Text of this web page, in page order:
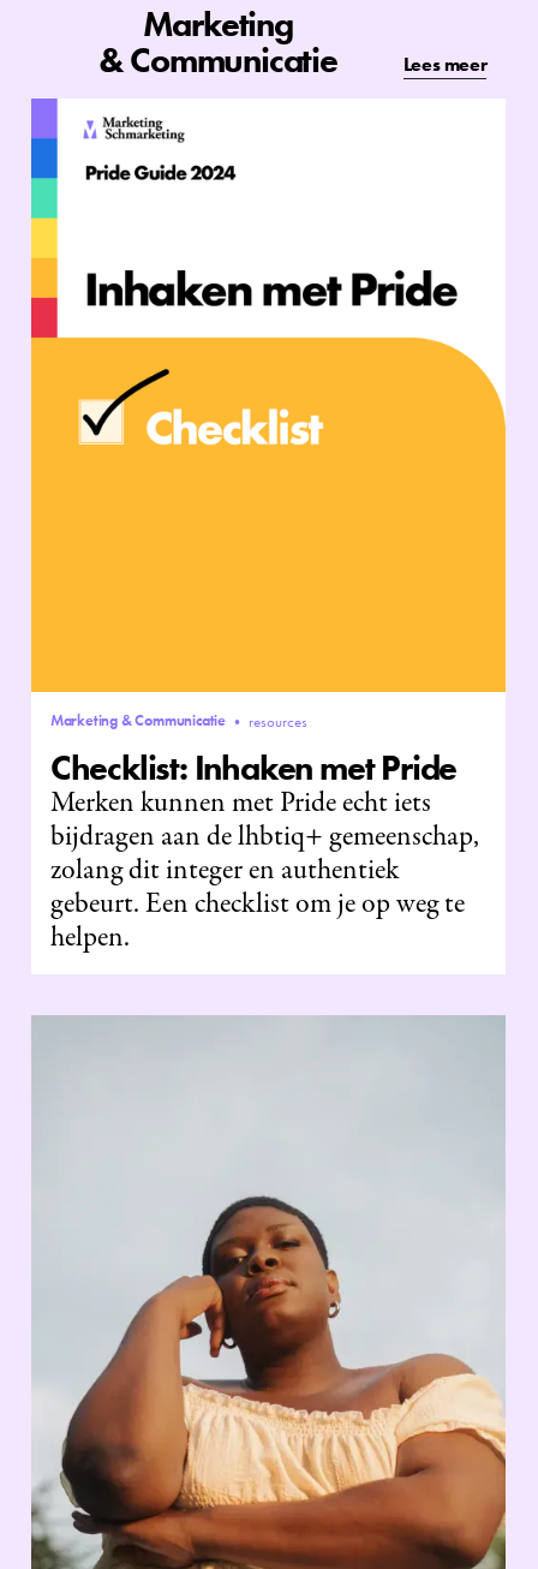
Marketing
& Communicatie
Lees meer
Marketing & Communicatie • resources
Checklist: Inhaken met Pride
Merken kunnen met Pride echt iets
bijdragen aan de lhbtiq+ gemeenschap,
zolang dit integer en authentiek
gebeurt. Een checklist om je op weg te
helpen.‍